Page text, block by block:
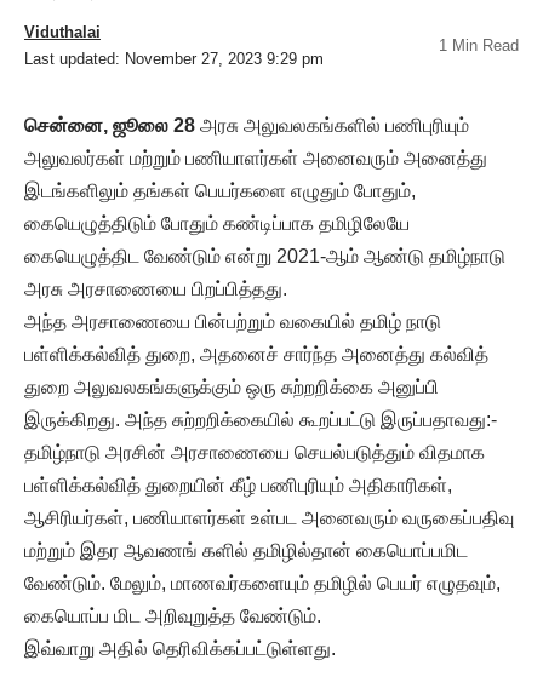
Last updated: November 27, 2023 9:29 pm
Viduthalai
1 Min Read
சென்னை, ஜூலை 28 அரசு அலுவலகங்களில் பணிபுரியும்
அலுவலர்கள் மற்றும் பணியாளர்கள் அனைவரும் அனைத்து
இடங்களிலும் தங்கள் பெயர்களை எழுதும் போதும்,
கையெழுத்திடும் போதும் கண்டிப்பாக தமிழிலேயே
கையெழுத்திட வேண்டும் என்று 2021-ஆம் ஆண்டு தமிழ்நாடு
அரசு அரசாணையை பிறப்பித்தது.
அந்த அரசாணையை பின்பற்றும் வகையில் தமிழ் நாடு
பள்ளிக்கல்வித் துறை, அதனைச் சார்ந்த அனைத்து கல்வித்
துறை அலுவலகங்களுக்கும் ஒரு சுற்றறிக்கை அனுப்பி
இருக்கிறது. அந்த சுற்றறிக்கையில் கூறப்பட்டு இருப்பதாவது:-
தமிழ்நாடு அரசின் அரசாணையை செயல்படுத்தும் விதமாக
பள்ளிக்கல்வித் துறையின் கீழ் பணிபுரியும் அதிகாரிகள்,
ஆசிரியர்கள், பணியாளர்கள் உள்பட அனைவரும் வருகைப்பதிவு
மற்றும் இதர ஆவணங் களில் தமிழில்தான் கையொப்பமிட
வேண்டும். மேலும், மாணவர்களையும் தமிழில் பெயர் எழுதவும்,
கையொப்ப மிட அறிவுறுத்த வேண்டும்.
இவ்வாறு அதில் தெரிவிக்கப்பட்டுள்ளது.